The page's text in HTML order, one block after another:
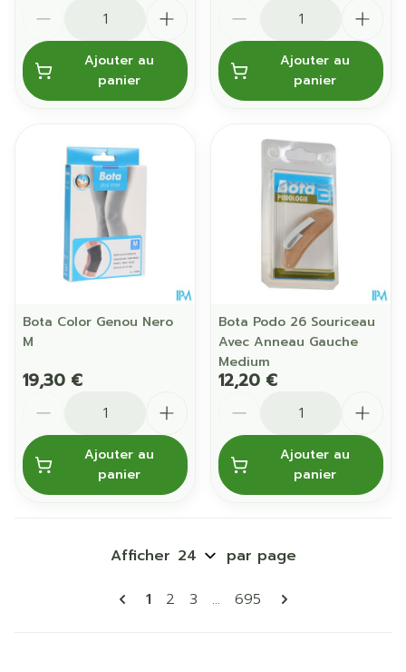
Ajouter au
panier
Ajouter au
panier
Bota Color Genou Nero
M
19,30 €
Ajouter au
panier
Bota Podo 26 Souriceau
Avec Anneau Gauche
Medium
12,20 €
Ajouter au
panier
Pages
Vous lisez actuellement la page
1 Page
2 Page
3 ... Page
695
Afficher par page